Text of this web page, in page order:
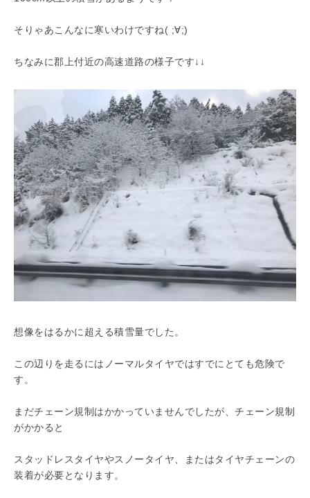
そりゃあこんなに寒いわけですね( ;∀;)
ちなみに郡上付近の高速道路の様子です↓↓
想像をはるかに超える積雪量でした。
この辺りを走るにはノーマルタイヤではすでにとても危険で
す。
まだチェーン規制はかかっていませんでしたが、チェーン規制
がかかると
スタッドレスタイヤやスノータイヤ、またはタイヤチェーンの
装着が必要となります。